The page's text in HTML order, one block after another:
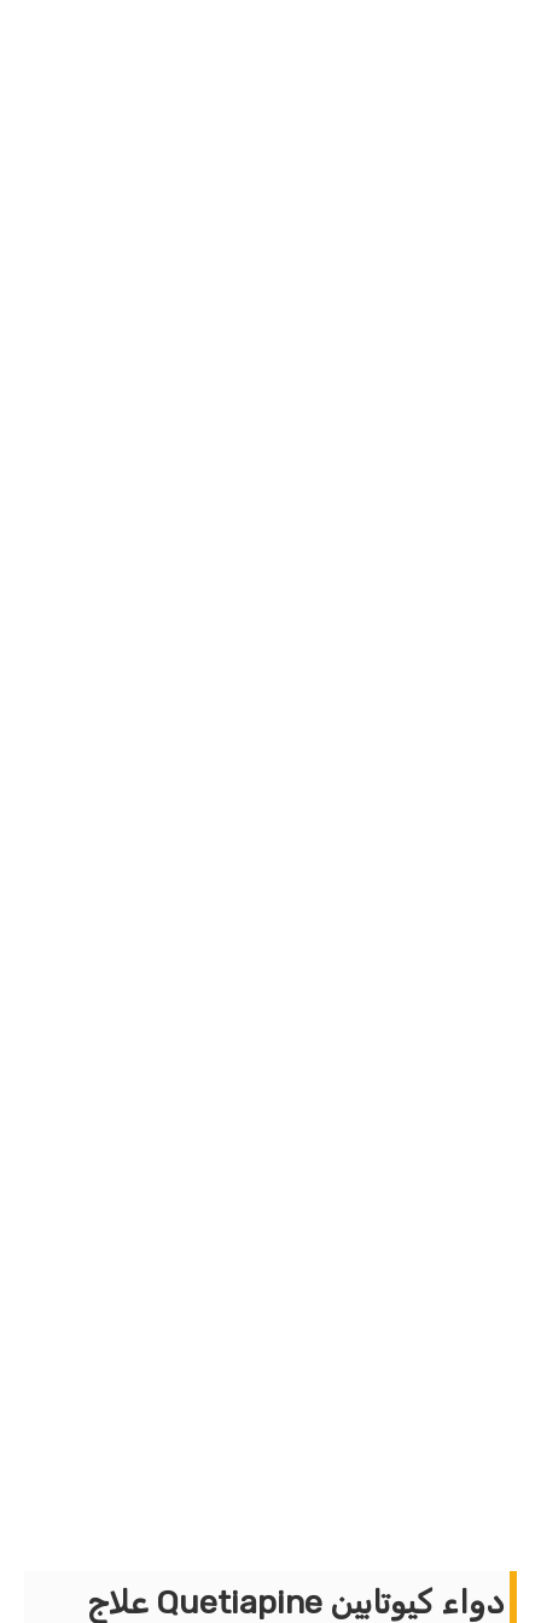
دواء كيوتابين Quetiapine علاج